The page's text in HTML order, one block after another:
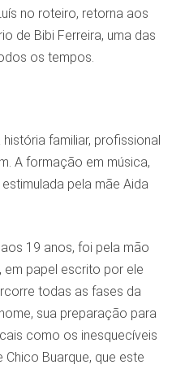
no roteiro, retorna aos
de Bibi Ferreira, uma das
os tempos.
história familiar, profissional
A formação em música,
pela mãe Aida
19 anos, foi pela mão
papel escrito por ele
todas as fases da
sua preparação para
como os inesquecíveis
Chico Buarque, que este